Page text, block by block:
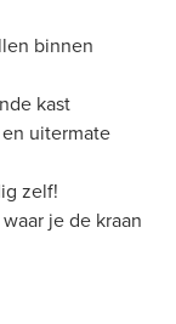
binnen
kast
uitermate
zelf!
je de kraan